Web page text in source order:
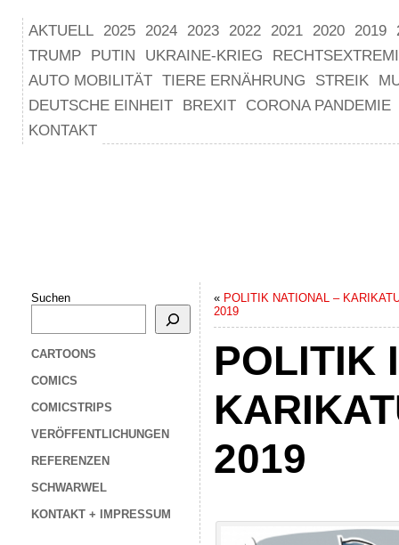
AKTUELL 2025 2024 2023 2022 2021 2020 2019
TRUMP
PUTIN UKRAINE-KRIEG
AUTO MOBILITÄT TIERE ERNÄHRUNG STREIK
DEUTSCHE EINHEIT
BREXIT
CORONA PANDEMIE
KONTAKT
Suchen
CARTOONS
COMICS
COMICSTRIPS
VERÖFFENTLICHUNGEN
REFERENZEN
SCHWARWEL
KONTAKT + IMPRESSUM
« POLITIK NATIONAL –
2019
POLITIK
2019